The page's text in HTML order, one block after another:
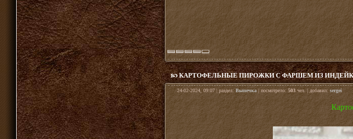
КАРТОФЕЛЬНЫЕ ПИРОЖКИ С ФАРШЕМ ИЗ
24-02-2024, 09:07 | раздел:Выпечка | посмотрело:503 чел. | добавил: sergei